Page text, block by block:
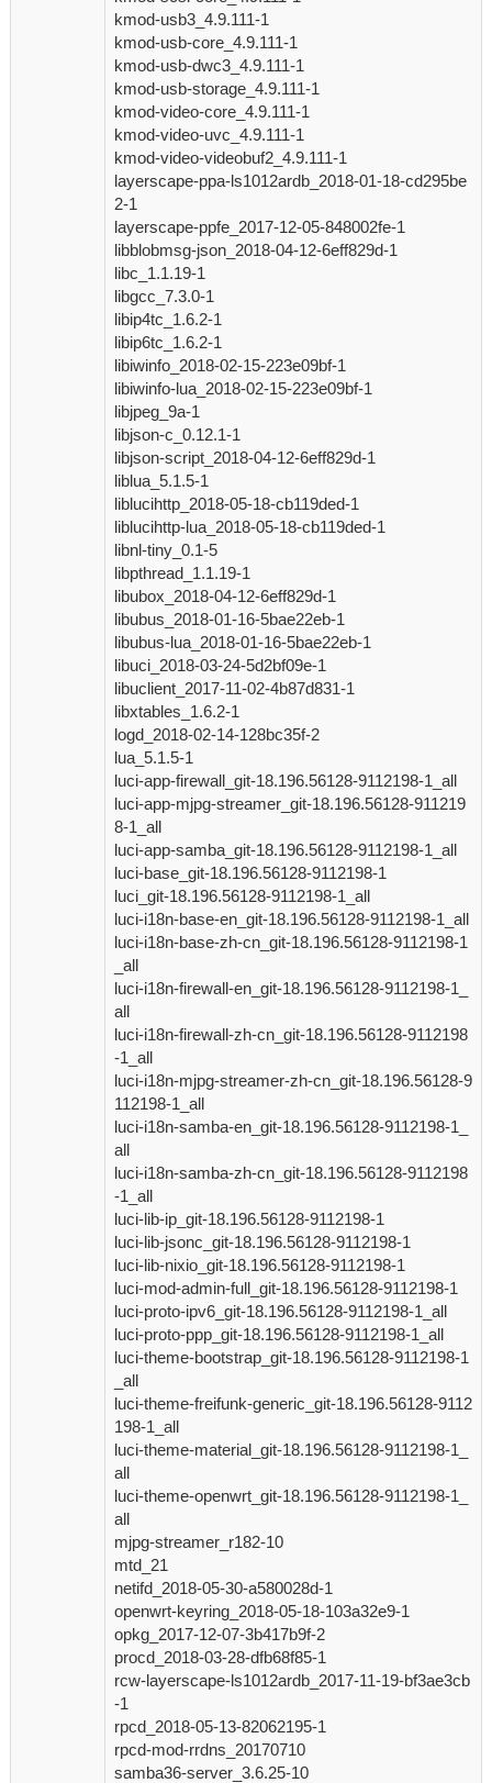
kmod-usb3_4.9.111-1
kmod-usb-core_4.9.111-1
kmod-usb-dwc3_4.9.111-1
kmod-usb-storage_4.9.111-1
kmod-video-core_4.9.111-1
kmod-video-uvc_4.9.111-1
kmod-video-videobuf2_4.9.111-1
layerscape-ppa-ls1012ardb_2018-01-18-cd295be
2-1
layerscape-ppfe_2017-12-05-848002fe-1
libblobmsg-json_2018-04-12-6eff829d-1
libc_1.1.19-1
libgcc_7.3.0-1
libip4tc_1.6.2-1
libip6tc_1.6.2-1
libiwinfo_2018-02-15-223e09bf-1
libiwinfo-lua_2018-02-15-223e09bf-1
libjpeg_9a-1
libjson-c_0.12.1-1
libjson-script_2018-04-12-6eff829d-1
liblua_5.1.5-1
liblucihttp_2018-05-18-cb119ded-1
liblucihttp-lua_2018-05-18-cb119ded-1
libnl-tiny_0.1-5
libpthread_1.1.19-1
libubox_2018-04-12-6eff829d-1
libubus_2018-01-16-5bae22eb-1
libubus-lua_2018-01-16-5bae22eb-1
libuci_2018-03-24-5d2bf09e-1
libuclient_2017-11-02-4b87d831-1
libxtables_1.6.2-1
logd_2018-02-14-128bc35f-2
lua_5.1.5-1
luci-app-firewall_git-18.196.56128-9112198-1_all
luci-app-mjpg-streamer_git-18.196.56128-911219
8-1_all
luci-app-samba_git-18.196.56128-9112198-1_all
luci-base_git-18.196.56128-9112198-1
luci_git-18.196.56128-9112198-1_all
luci-i18n-base-en_git-18.196.56128-9112198-1_all
luci-i18n-base-zh-cn_git-18.196.56128-9112198-1
_all
luci-i18n-firewall-en_git-18.196.56128-9112198-1_
all
luci-i18n-firewall-zh-cn_git-18.196.56128-9112198
-1_all
luci-i18n-mjpg-streamer-zh-cn_git-18.196.56128-9
112198-1_all
luci-i18n-samba-en_git-18.196.56128-9112198-1_
all
luci-i18n-samba-zh-cn_git-18.196.56128-9112198
-1_all
luci-lib-ip_git-18.196.56128-9112198-1
luci-lib-jsonc_git-18.196.56128-9112198-1
luci-lib-nixio_git-18.196.56128-9112198-1
luci-mod-admin-full_git-18.196.56128-9112198-1
luci-proto-ipv6_git-18.196.56128-9112198-1_all
luci-proto-ppp_git-18.196.56128-9112198-1_all
luci-theme-bootstrap_git-18.196.56128-9112198-1
_all
luci-theme-freifunk-generic_git-18.196.56128-9112
198-1_all
luci-theme-material_git-18.196.56128-9112198-1_
all
luci-theme-openwrt_git-18.196.56128-9112198-1_
all
mjpg-streamer_r182-10
mtd_21
netifd_2018-05-30-a580028d-1
openwrt-keyring_2018-05-18-103a32e9-1
opkg_2017-12-07-3b417b9f-2
procd_2018-03-28-dfb68f85-1
rcw-layerscape-ls1012ardb_2017-11-19-bf3ae3cb
-1
rpcd_2018-05-13-82062195-1
rpcd-mod-rrdns_20170710
samba36-server_3.6.25-10